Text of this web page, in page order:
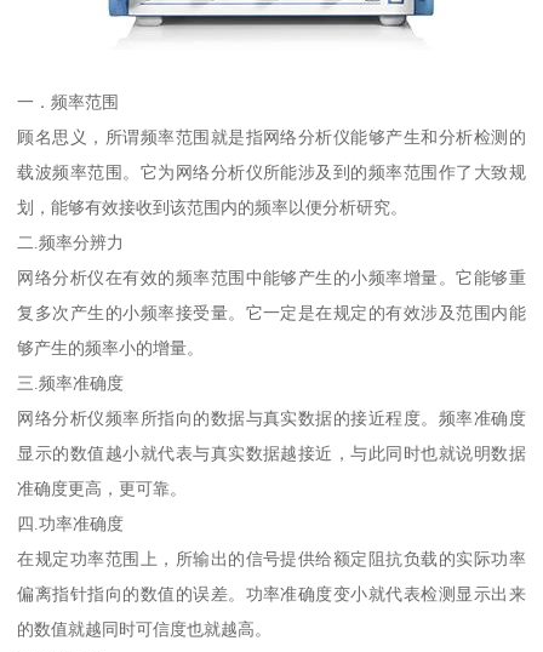
一．频率范围
顾名思义，所谓频率范围就是指网络分析仪能够产生和分析检测的
载波频率范围。它为网络分析仪所能涉及到的频率范围作了大致规
划，能够有效接收到该范围内的频率以便分析研究。
二.频率分辨力
网络分析仪在有效的频率范围中能够产生的小频率增量。它能够重
复多次产生的小频率接受量。它一定是在规定的有效涉及范围内能
够产生的频率小的增量。
三.频率准确度
网络分析仪频率所指向的数据与真实数据的接近程度。频率准确度
显示的数值越小就代表与真实数据越接近，与此同时也就说明数据
准确度更高，更可靠。
四.功率准确度
在规定功率范围上，所输出的信号提供给额定阻抗负载的实际功率
偏离指针指向的数值的误差。功率准确度变小就代表检测显示出来
的数值就越同时可信度也就越高。